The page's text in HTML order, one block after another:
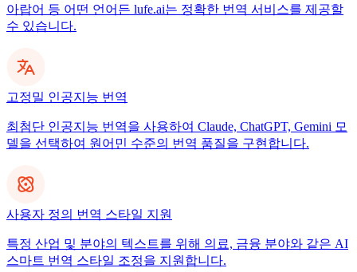
아랍어 등 어떤 언어든 lufe.ai는 정확한 번역 서비스를 제공할
수 있습니다.
고정밀 인공지능 번역
최첨단 인공지능 번역을 사용하여 Claude, ChatGPT, Gemini 모
델을 선택하여 원어민 수준의 번역 품질을 구현합니다.
사용자 정의 번역 스타일 지원
특정 산업 및 분야의 텍스트를 위해 의료, 금융 분야와 같은 AI
스마트 번역 스타일 조정을 지원합니다.